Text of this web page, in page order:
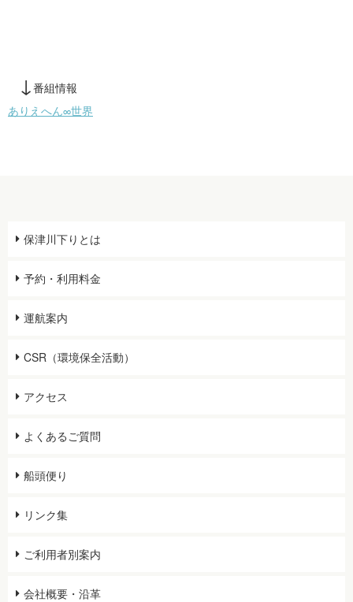
↓番組情報
ありえへん∞世界
保津川下りとは
予約・利用料金
運航案内
CSR（環境保全活動）
アクセス
よくあるご質問
船頭便り
リンク集
ご利用者別案内
会社概要・沿革